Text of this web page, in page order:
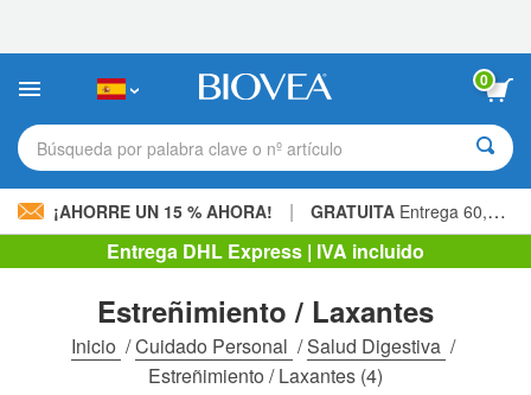
sitio
incluye
sistema
de
0
Búsqueda por palabra clave o nº artículo
¡AHORRE UN 15 % AHORA! | GRATUITA Entrega 60,00 € »
Entrega DHL Express | IVA incluido
Estreñimiento / Laxantes
Inicio /Cuidado Personal /Salud Digestiva /
Estreñimiento / Laxantes (4)